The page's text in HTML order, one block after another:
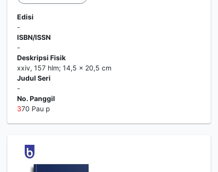
Edisi
-
ISBN/ISSN
-
Deskripsi Fisik
xxiv, 157 hlm; 14,5 x 20,5 cm
Judul Seri
-
No. Panggil
370 Pau p